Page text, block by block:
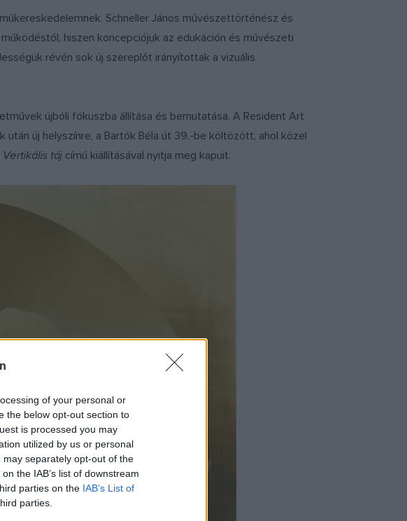
of your personal or
the below opt-out section to
is processed you may
utilized by us or personal
separately opt-out of the
the IAB’s list of downstream
parties on the IAB’s List of
parties.
Schneller János művészettörténész és
hiszen koncepciójuk az edukáción és művészeti
révén sok új szereplőt irányítottak a vizuális
újbóli fókuszba állítása és bemutatása. A Resident Art
új helyszínre, a Bartók Béla út 39.-be költözött, ahol közel
Vertikális táj című kiállításával nyitja meg kapuit.